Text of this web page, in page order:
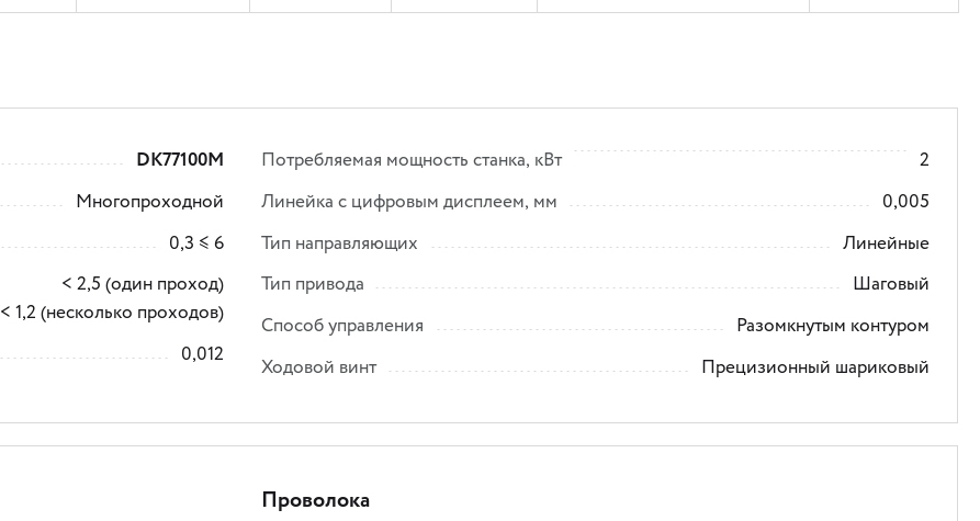
DK77100М
Многопроходной
0,3 ≤ 6
< 2,5 (один проход)
< 1,2 (несколько проходов)
0,012
Потребляемая мощность станка, кВт
2
Линейка с цифровым дисплеем, мм
0,005
Тип направляющих
Линейные
Тип привода
Шаговый
Способ управления
Разомкнутым контуром
Ходовой винт
Прецизионный шариковый
Проволока